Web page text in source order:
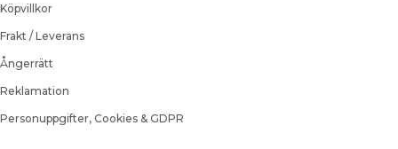
Köpvillkor
Frakt / Leverans
Ångerrätt
Reklamation
Personuppgifter, Cookies & GDPR